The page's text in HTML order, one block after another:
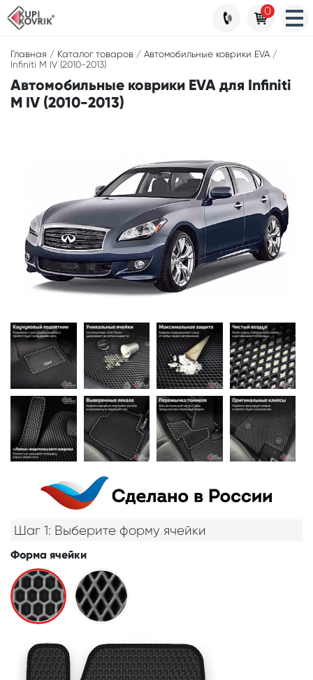
Главная / Каталог товаров / Автомобильные коврики EVA /
Infiniti M IV (2010-2013)
Автомобильные коврики EVA для Infiniti
M IV (2010-2013)
Шаг 1: Выберите форму ячейки
Форма ячейки
0